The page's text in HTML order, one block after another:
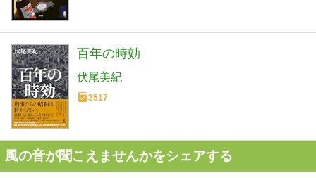
百年の時効
伏尾美紀
3517
風の音が聞こえませんかをシェアする